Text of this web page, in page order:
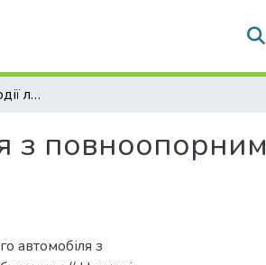
Дослідження взаємодії легкового автомобіля з повноопорним стендом при гальмівних випробуваннях
з повноопорним
автомобіля з